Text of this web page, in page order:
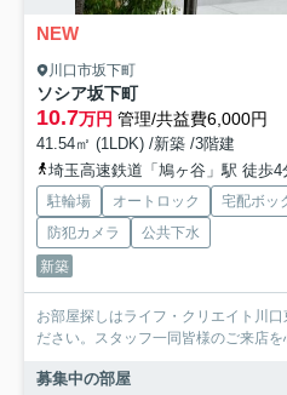
NEW
川口市坂下町
ソシア坂下町
10.7万円 管理/共益費6,000円
41.54㎡ (1LDK) /新築 /3階建
埼玉高速鉄道「鳩ヶ谷」駅 徒歩4
駐輪場 オートロック 宅配ボッ
防犯カメラ
公共下水
新築
お部屋探しはライフ・クリエイト川
ださい。スタッフ一同皆様のご来店を
募集中の部屋